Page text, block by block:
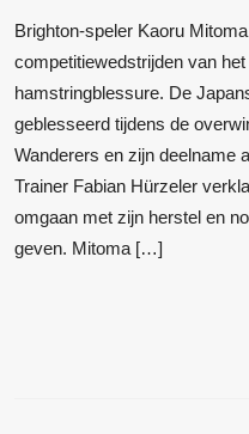
Brighton-speler Kaoru
competitiewedstrijden van
hamstringblessure. De
geblesseerd tijdens de
Wanderers en zijn deelname
Trainer Fabian Hürzeler
omgaan met zijn herstel en
geven. Mitoma […]